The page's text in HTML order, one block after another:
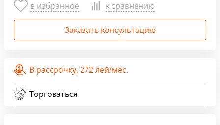
в избранное к сравнению
Заказать консультацию
В рассрочку, 272 лей/мес.
Торговаться